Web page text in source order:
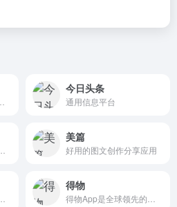
今日头条
通用信息平台
美篇
好用的图文创作分享应用
得物